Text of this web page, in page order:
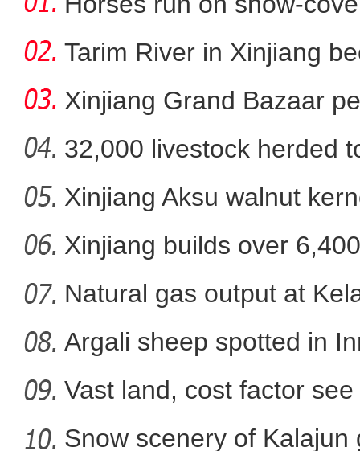
裕民县：夜晚亮起来
Tarim River in Xinjiang
Xinjiang Grand Bazaar
32,000 livestock herded
Xinjiang Aksu walnut
Xinjiang builds over
Natural gas output at
Argali sheep spotted in
Vast land, cost factor
Snow scenery of Kalajun